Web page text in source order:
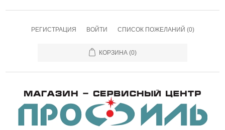
РЕГИСТРАЦИЯ ВОЙТИ СПИСОК ПОЖЕЛАНИЙ (0)
КОРЗИНА (0)